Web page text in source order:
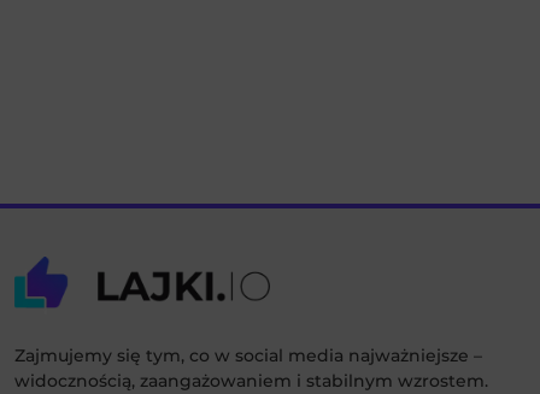
Zajmujemy się tym, co w social media najważniejsze –
widocznością, zaangażowaniem i stabilnym wzrostem.